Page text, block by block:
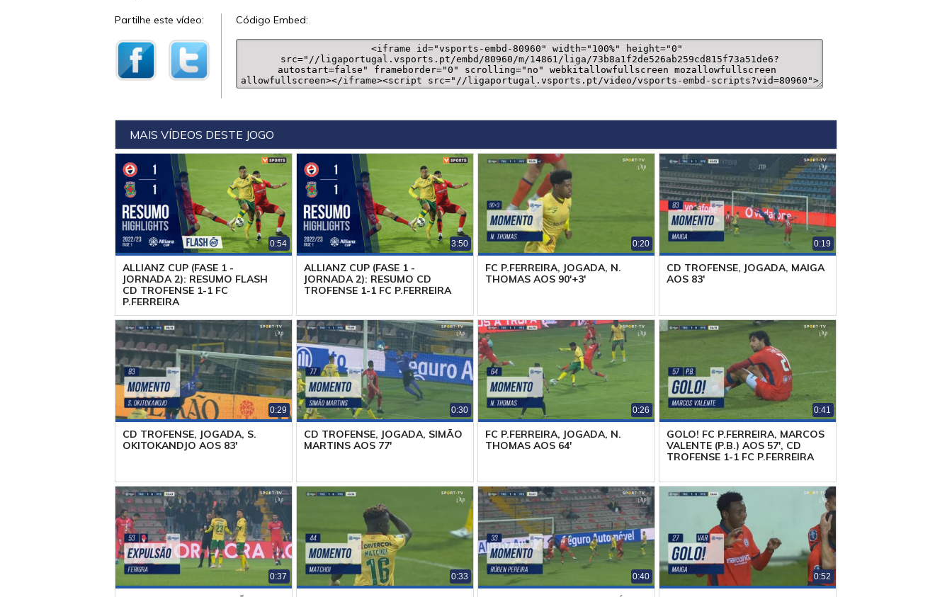
Partilhe este vídeo: Código Embed:
MAIS VÍDEOS DESTE JOGO
0:54
ALLIANZ CUP (FASE 1 -
JORNADA 2): RESUMO FLASH
CD TROFENSE 1-1 FC
P.FERREIRA
3:50
ALLIANZ CUP (FASE 1 -
JORNADA 2): RESUMO CD
TROFENSE 1-1 FC P.FERREIRA
0:20
FC P.FERREIRA, JOGADA, N.
THOMAS AOS 90'+3'
0:19
CD TROFENSE, JOGADA, MAIGA
AOS 83'
0:29
CD TROFENSE, JOGADA, S.
OKITOKANDJO AOS 83'
0:30
CD TROFENSE, JOGADA, SIMÃO
MARTINS AOS 77'
0:26
FC P.FERREIRA, JOGADA, N.
THOMAS AOS 64'
0:41
GOLO! FC P.FERREIRA, MARCOS
VALENTE (P.B.) AOS 57', CD
TROFENSE 1-1 FC P.FERREIRA
0:37 0:33 0:40 0:52